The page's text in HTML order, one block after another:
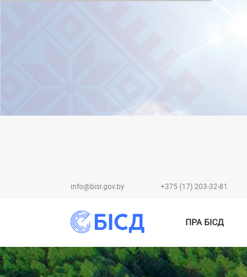
info@bisr.gov.by +375 (17) 203-32-81
ПРА БІСД